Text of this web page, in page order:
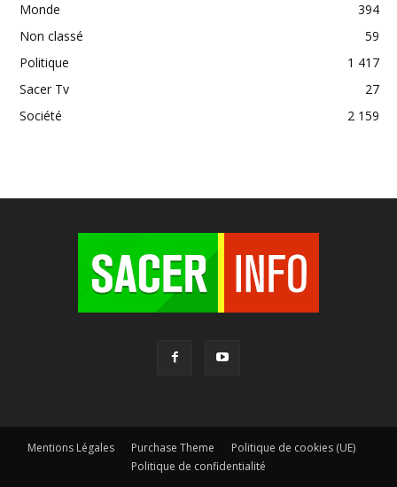
Monde
394
Non classé
59
Politique
1 417
Sacer Tv
27
Société
2 159
Mentions Légales Purchase Theme
Politique de cookies (UE)
Politique de confidentialité